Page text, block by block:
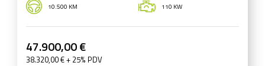
10.500 KM 110 KW
47.900,00 €
38.320,00 € + 25% PDV